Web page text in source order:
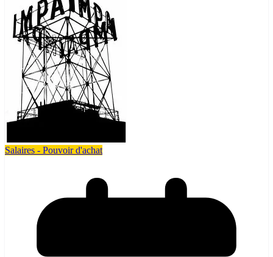
Salaires - Pouvoir d'achat